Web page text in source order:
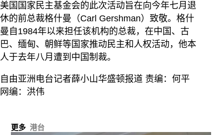
美国国家民主基金会的此次活动旨在向今年七月退
休的前总裁格什曼（Carl Gershman）致敬。格什
曼自1984年以来担任该机构的总裁，在中国、古
巴、缅甸、朝鲜等国家推动民主和人权活动，他本
人于去年八月遭到中国制裁。
自由亚洲电台记者薛小山华盛顿报道 责编：何平
网编：洪伟
更多 港台